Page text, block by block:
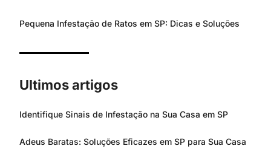
Pequena Infestação de Ratos em SP: Dicas e Soluções
Ultimos artigos
Identifique Sinais de Infestação na Sua Casa em SP
Adeus Baratas: Soluções Eficazes em SP para Sua Casa